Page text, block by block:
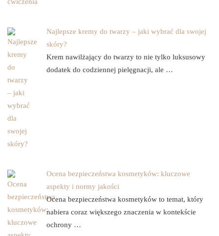
Najlepsze kremy do twarzy – jaki wybrać dla swojej
skóry?
Krem nawilżający do twarzy to nie tylko luksusowy
dodatek do codziennej pielęgnacji, ale …
Ocena bezpieczeństwa kosmetyków: kluczowe
aspekty i normy jakości
Ocena bezpieczeństwa kosmetyków to temat, który
nabiera coraz większego znaczenia w kontekście
ochrony …